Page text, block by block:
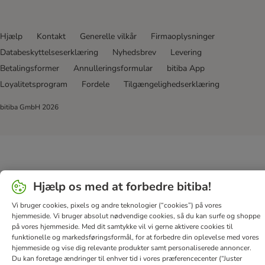
Hjælp Kontakt Generelle vilkår
Firmaoplysninger
Databeskyttelseserklæring
Nyhedsbrev
Levering
Betalingsformer
Annulleringsformular
bitiba App
Loyalitetsprogram
Fordele Tilgængelighedserklæring
bitiba GmbH 2026
Hjælp os med at forbedre bitiba!
Vi bruger cookies, pixels og andre teknologier (“cookies”) på vores
hjemmeside. Vi bruger absolut nødvendige cookies, så du kan surfe og shoppe
på vores hjemmeside. Med dit samtykke vil vi gerne aktivere cookies til
funktionelle og markedsføringsformål, for at forbedre din oplevelse med vores
hjemmeside og vise dig relevante produkter samt personaliserede annoncer.
Du kan foretage ændringer til enhver tid i vores præferencecenter (“Juster